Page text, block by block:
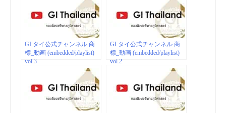
GI タイ公式チャンネル 商
標_動画 (embedded/playlist)
vol.3
GI タイ公式チャンネル 商
標_動画 (embedded/playlist)
vol.2